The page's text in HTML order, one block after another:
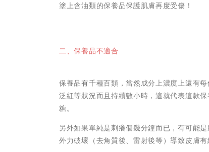
塗上含油類的保養品保護肌膚再度受傷！
二、保養品不適合
保養品有千種百類，當然成分上濃度上還有
泛紅等狀況而且持續數小時，這就代表這款
糖。
另外如果單純是刺癢個幾分鐘而已，有可能
外力破壞（去角質後、雷射後等）導致皮膚